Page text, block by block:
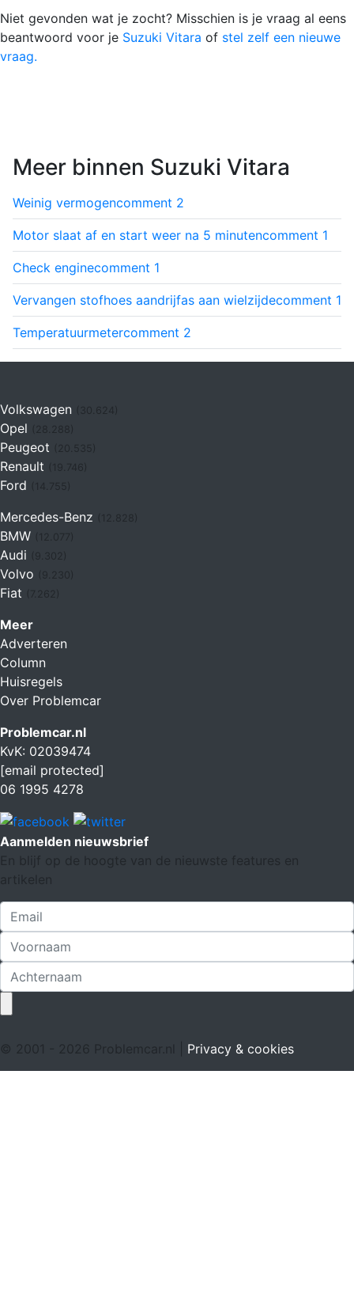
Niet gevonden wat je zocht? Misschien is je vraag al eens
beantwoord voor je Suzuki Vitara of stel zelf een nieuwe
vraag.
Meer binnen Suzuki Vitara
Weinig vermogencomment 2
Motor slaat af en start weer na 5 minutencomment 1
Check enginecomment 1
Vervangen stofhoes aandrijfas aan wielzijdecomment 1
Temperatuurmetercomment 2
Volkswagen (30.624)
Opel
Peugeot
Renault (19.746)
Ford (14.755)
Mercedes-Benz
BMW
Audi
Volvo
Fiat (7.262)
Meer
Adverteren
Column
Huisregels
Over Problemcar
Problemcar.nl
KvK: 02039474
[email protected]
06 1995 4278
Aanmelden nieuwsbrief
En blijf op de hoogte van de nieuwste features en
artikelen
© 2001 - 2026 Problemcar.nl | Privacy & cookies